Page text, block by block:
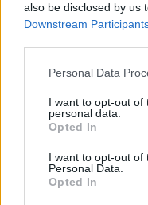
also be disclosed by us
Downstream
Personal Data
I want to opt-out of
personal data.
Opted In
I want to opt-out of
Personal Data.
Opted In
Ανάμεσα στα
τρόφιμα μακράς
νερό, ένα
ξεχωρίζει ως
με μανιβέλα
Το ραδιόφωνο